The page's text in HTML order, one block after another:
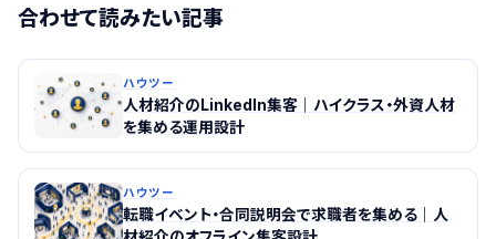
合わせて読みたい記事
ハウツー
人材紹介のLinkedIn集客｜ハイクラス・外資人材
を集める運用設計
ハウツー
転職イベント・合同説明会で求職者を集める｜人